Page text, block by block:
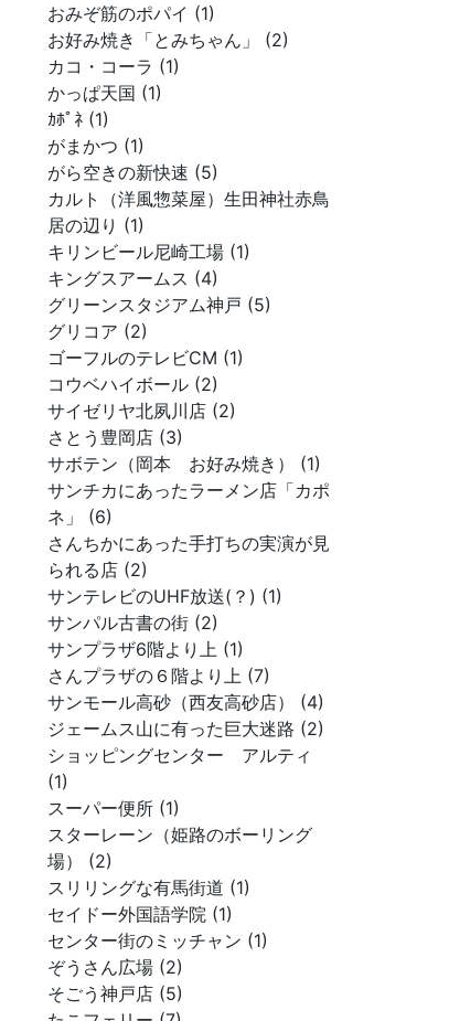
おみぞ筋のポパイ (1)
お好み焼き「とみちゃん」 (2)
カコ・コーラ (1)
かっぱ天国 (1)
ｶﾎﾟﾈ (1)
がまかつ (1)
がら空きの新快速 (5)
カルト（洋風惣菜屋）生田神社赤鳥
居の辺り (1)
キリンビール尼崎工場 (1)
キングスアームス (4)
グリーンスタジアム神戸 (5)
グリコア (2)
ゴーフルのテレビCM (1)
コウベハイボール (2)
サイゼリヤ北夙川店 (2)
さとう豊岡店 (3)
サボテン（岡本 お好み焼き） (1)
サンチカにあったラーメン店「カポ
ネ」 (6)
さんちかにあった手打ちの実演が見
られる店 (2)
サンテレビのUHF放送(？) (1)
サンパル古書の街 (2)
サンプラザ6階より上 (1)
さんプラザの６階より上 (7)
サンモール高砂（西友高砂店） (4)
ジェームス山に有った巨大迷路 (2)
ショッピングセンター アルティ
(1)
スーパー便所 (1)
スターレーン（姫路のボーリング
場） (2)
スリリングな有馬街道 (1)
セイドー外国語学院 (1)
センター街のミッチャン (1)
ぞうさん広場 (2)
そごう神戸店 (5)